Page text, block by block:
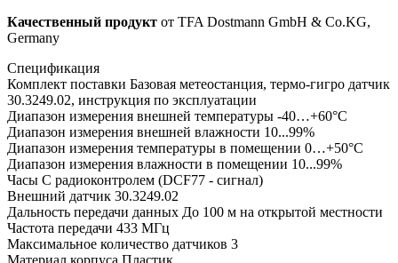
Качественный продукт от TFA Dostmann GmbH & Co.KG,
Germany
Спецификация
Комплект поставки Базовая метеостанция, термо-гигро датчик
30.3249.02, инструкция по эксплуатации
Диапазон измерения внешней температуры -40…+60°C
Диапазон измерения внешней влажности 10...99%
Диапазон измерения температуры в помещении 0…+50°C
Диапазон измерения влажности в помещении 10...99%
Часы С радиоконтролем (DCF77 - сигнал)
Внешний датчик 30.3249.02
Дальность передачи данных До 100 м на открытой местности
Частота передачи 433 МГц
Максимальное количество датчиков 3
Материал корпуса Пластик